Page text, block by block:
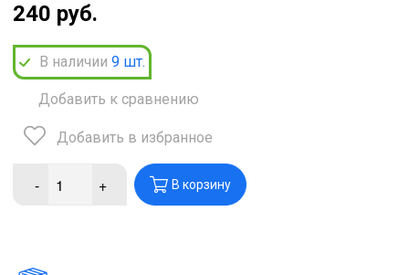
240 руб.
В наличии 9 шт.
Добавить к сравнению
Добавить в избранное
- + В корзину